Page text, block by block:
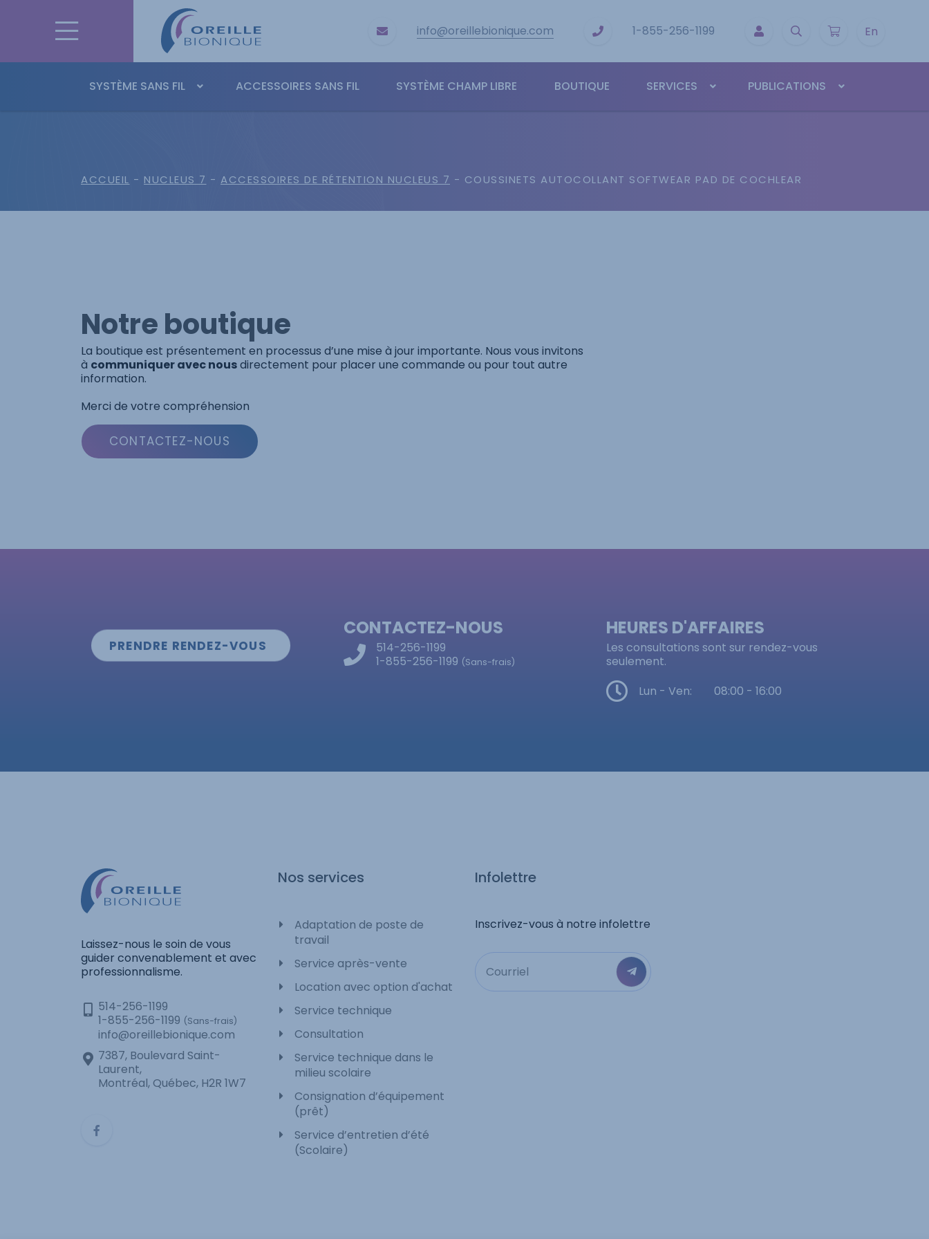
info@oreillebionique.com 1-855-256-1199 En
SYSTÈME SANS FIL ACCESSOIRES SANS FIL SYSTÈME CHAMP LIBRE BOUTIQUE SERVICES PUBLICATIONS
ACCUEIL - NUCLEUS 7 - ACCESSOIRES DE RÉTENTION NUCLEUS 7 - COUSSINETS AUTOCOLLANT SOFTWEAR PAD DE COCHLEAR
Notre boutique
La boutique est présentement en processus d’une mise à jour importante. Nous vous invitons
à communiquer avec nousdirectement pour placer une commande ou pour tout autre
information.
Merci de votre compréhension
CONTACTEZ-NOUS
PRENDRE RENDEZ-VOUS
CONTACTEZ-NOUS
514-256-1199
1-855-256-1199 (Sans-frais)
HEURES D'AFFAIRES
Les consultations sont sur rendez-vous
seulement.
Lun - Ven:
08:00 - 16:00
Laissez-nous le soin de vous
guider convenablement et avec
professionnalisme.
514-256-1199
1-855-256-1199 (Sans-frais)
info@oreillebionique.com
7387, Boulevard Saint-
Laurent,
Montréal, Québec, H2R 1W7
Nos services
Adaptation de poste de
travail
Service après-vente
Location avec option d'achat
Service technique
Consultation
Service technique dans le
milieu scolaire
Consignation d’équipement
(prêt)
Service d’entretien d’été
(Scolaire)
Infolettre
Inscrivez-vous à notre infolettre